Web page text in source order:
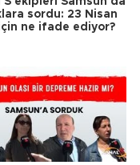
sordu: 23 Nisan
ne ifade ediyor?